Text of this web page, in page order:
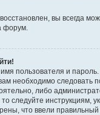
вы всегда
форум.
пользователя и
необходимо следовать
либо
следуйте
что ввели